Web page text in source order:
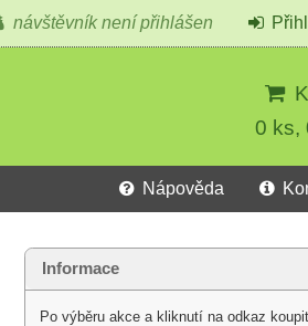
0 ks,
návštěvník není přihlášen
Nápověda
Informace
Po výběru akce a kliknutí na odkaz